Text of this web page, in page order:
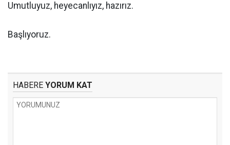
Umutluyuz, heyecanlıyız, hazırız.
Başlıyoruz.
HABERE YORUM KAT